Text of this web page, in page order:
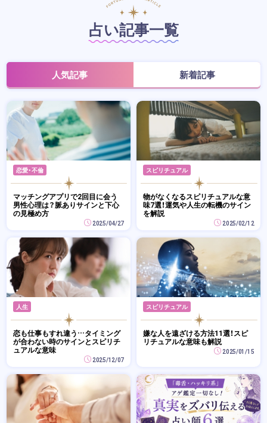
占い記事一覧
人気記事 新着記事
恋愛・不倫
マッチングアプリで2回目に会う
男性心理は？脈ありサインと下心
の見極め方
2025/04/27
スピリチュアル
物がなくなるスピリチュアルな意
味7選！運気や人生の転機のサイン
を解説
2025/02/12
人生
恋も仕事もすれ違う…タイミング
が合わない時のサインとスピリチ
ュアルな意味
2025/12/07
スピリチュアル
嫌な人を遠ざける方法11選！スピ
リチュアルな意味も解説
2025/01/15